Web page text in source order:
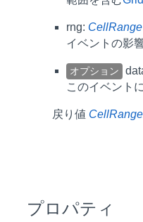
rng: CellRange
イベントの影
オプション
このイベント
戻り値
プロパティ